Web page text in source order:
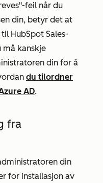
feil når du
din, betyr det at
HubSpot Sales-
må kanskje
din for å
du tilordner
AD.
fra
din
for installasjon av